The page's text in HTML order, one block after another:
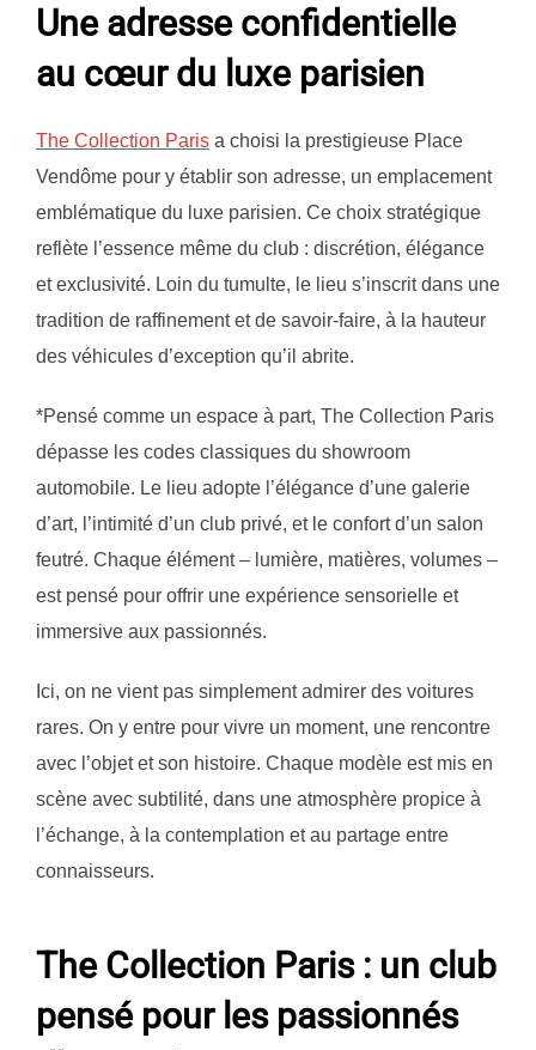
Une adresse confidentielle
au cœur du luxe parisien
The Collection Paris a choisi la prestigieuse Place
Vendôme pour y établir son adresse, un emplacement
emblématique du luxe parisien. Ce choix stratégique
reflète l’essence même du club : discrétion, élégance
et exclusivité. Loin du tumulte, le lieu s’inscrit dans une
tradition de raffinement et de savoir-faire, à la hauteur
des véhicules d’exception qu’il abrite.
*Pensé comme un espace à part, The Collection Paris
dépasse les codes classiques du showroom
automobile. Le lieu adopte l’élégance d’une galerie
d’art, l’intimité d’un club privé, et le confort d’un salon
feutré. Chaque élément – lumière, matières, volumes –
est pensé pour offrir une expérience sensorielle et
immersive aux passionnés.
Ici, on ne vient pas simplement admirer des voitures
rares. On y entre pour vivre un moment, une rencontre
avec l’objet et son histoire. Chaque modèle est mis en
scène avec subtilité, dans une atmosphère propice à
l’échange, à la contemplation et au partage entre
connaisseurs.
The Collection Paris : un club
pensé pour les passionnés